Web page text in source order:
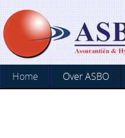
Home Over ASBO